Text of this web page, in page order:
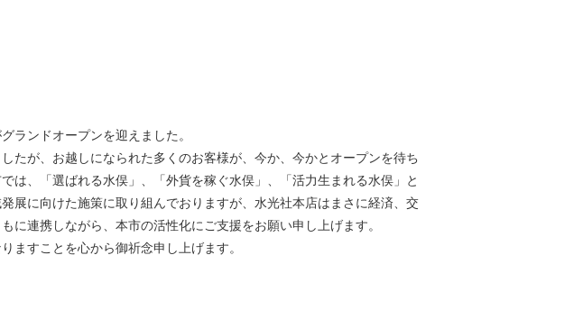
ランドオープンを迎えました。
たが、お越しになられた多くのお客様が、今か、今かとオープンを待ち
は、「選ばれる水俣」、「外貨を稼ぐ水俣」、「活力生まれる水俣」と
展に向けた施策に取り組んでおりますが、水光社本店はまさに経済、交
に連携しながら、本市の活性化にご支援をお願い申し上げます。
ますことを心から御祈念申し上げます。